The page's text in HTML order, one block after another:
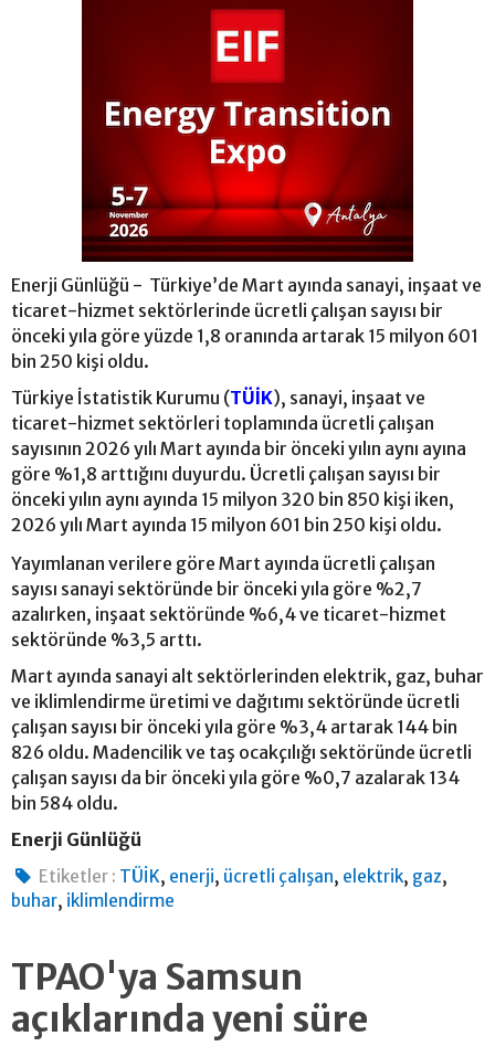
Enerji Günlüğü - Türkiye’de Mart ayında sanayi, inşaat ve
ticaret-hizmet sektörlerinde ücretli çalışan sayısı bir
önceki yıla göre yüzde 1,8 oranında artarak 15 milyon 601
bin 250 kişi oldu.
Türkiye İstatistik Kurumu (TÜİK), sanayi, inşaat ve
ticaret-hizmet sektörleri toplamında ücretli çalışan
sayısının 2026 yılı Mart ayında bir önceki yılın aynı ayına
göre %1,8 arttığını duyurdu. Ücretli çalışan sayısı bir
önceki yılın aynı ayında 15 milyon 320 bin 850 kişi iken,
2026 yılı Mart ayında 15 milyon 601 bin 250 kişi oldu.
Yayımlanan verilere göre Mart ayında ücretli çalışan
sayısı sanayi sektöründe bir önceki yıla göre %2,7
azalırken, inşaat sektöründe %6,4 ve ticaret-hizmet
sektöründe %3,5 arttı.
Mart ayında sanayi alt sektörlerinden elektrik, gaz, buhar
ve iklimlendirme üretimi ve dağıtımı sektöründe ücretli
çalışan sayısı bir önceki yıla göre %3,4 artarak 144 bin
826 oldu. Madencilik ve taş ocakçılığı sektöründe ücretli
çalışan sayısı da bir önceki yıla göre %0,7 azalarak 134
bin 584 oldu.
Enerji Günlüğü
Etiketler : TÜİK, enerji, ücretli çalışan, elektrik, gaz,
buhar, iklimlendirme
TPAO'ya Samsun
açıklarında yeni süre